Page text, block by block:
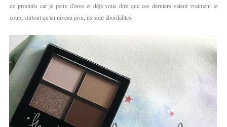
de produits car je peux d'ores et déjà vous dire que ces derniers valent vraiment le
coup, surtout qu'au niveau prix, ils sont abordables.